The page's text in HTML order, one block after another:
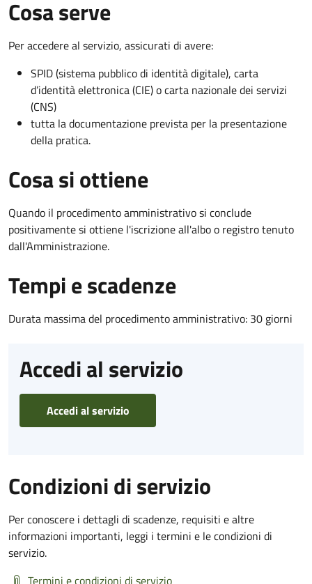
Cosa serve
Per accedere al servizio, assicurati di avere:
SPID (sistema pubblico di identità digitale), carta
d’identità elettronica (CIE) o carta nazionale dei servizi
(CNS)
tutta la documentazione prevista per la presentazione
della pratica.
Cosa si ottiene
Quando il procedimento amministrativo si conclude
positivamente si ottiene l'iscrizione all'albo o registro tenuto
dall'Amministrazione.
Tempi e scadenze
Durata massima del procedimento amministrativo: 30 giorni
Accedi al servizio
Accedi al servizio
Condizioni di servizio
Per conoscere i dettagli di scadenze, requisiti e altre
informazioni importanti, leggi i termini e le condizioni di
servizio.
Termini e condizioni di servizio